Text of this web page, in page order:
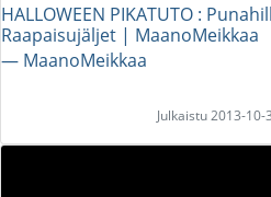
HALLOWEEN PIKATUTO :
Raapaisujäljet | MaanoMeikkaa
― MaanoMeikkaa
Julkaistu 2013-